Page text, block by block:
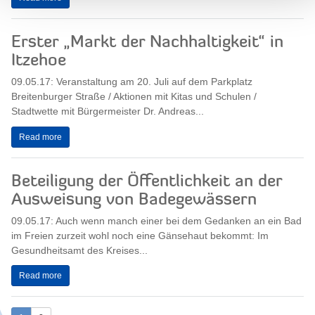
Erster „Markt der Nachhaltigkeit“ in
Itzehoe
09.05.17: Veranstaltung am 20. Juli auf dem Parkplatz
Breitenburger Straße / Aktionen mit Kitas und Schulen /
Stadtwette mit Bürgermeister Dr. Andreas...
Read more
Beteiligung der Öffentlichkeit an der
Ausweisung von Badegewässern
09.05.17: Auch wenn manch einer bei dem Gedanken an ein Bad
im Freien zurzeit wohl noch eine Gänsehaut bekommt: Im
Gesundheitsamt des Kreises...
Read more